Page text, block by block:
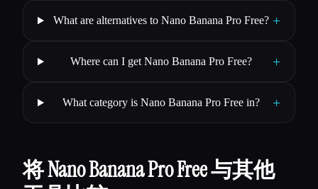
What are alternatives to Nano Banana Pro Free? +
Where can I get Nano Banana Pro Free? +
What category is Nano Banana Pro Free in? +
将 Nano Banana Pro Free 与其他